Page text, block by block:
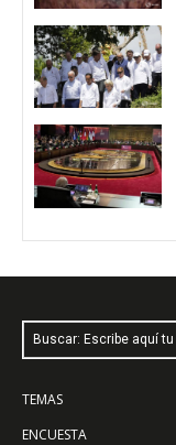
Buscar: Escribe aquí
TEMAS
ENCUESTA